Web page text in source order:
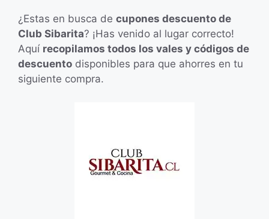
¿Estas en busca de cupones descuento de
Club Sibarita? ¡Has venido al lugar correcto!
Aquí recopilamos todos los vales y códigos de
descuento disponibles para que ahorres en tu
siguiente compra.